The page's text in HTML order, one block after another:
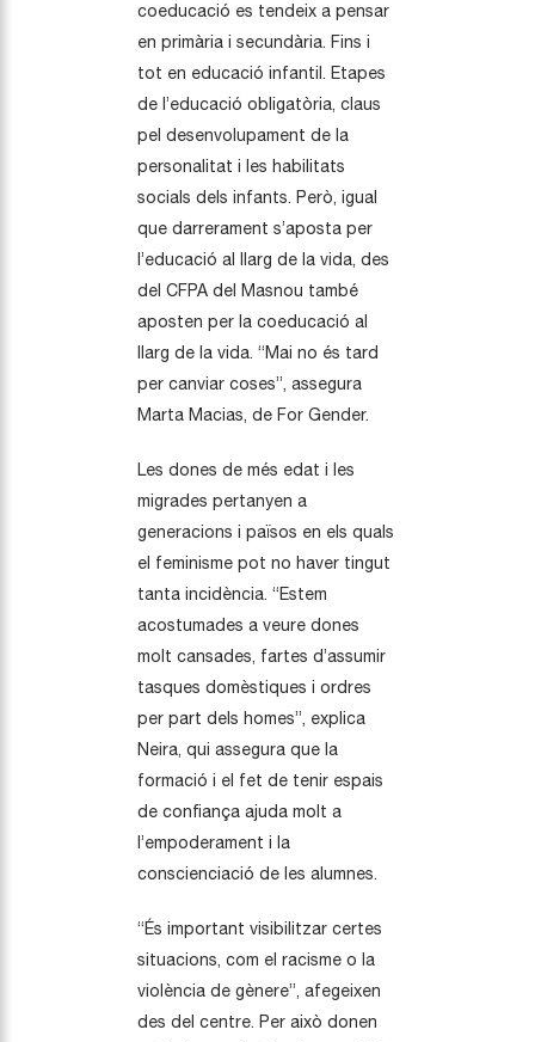
coeducació es tendeix a pensar
en primària i secundària. Fins i
tot en educació infantil. Etapes
de l’educació obligatòria, claus
pel desenvolupament de la
personalitat i les habilitats
socials dels infants. Però, igual
que darrerament s’aposta per
l’educació al llarg de la vida, des
del CFPA del Masnou també
aposten per la coeducació al
llarg de la vida. “Mai no és tard
per canviar coses”, assegura
Marta Macias, de For Gender.
Les dones de més edat i les
migrades pertanyen a
generacions i països en els quals
el feminisme pot no haver tingut
tanta incidència. “Estem
acostumades a veure dones
molt cansades, fartes d’assumir
tasques domèstiques i ordres
per part dels homes”, explica
Neira, qui assegura que la
formació i el fet de tenir espais
de confiança ajuda molt a
l’empoderament i la
conscienciació de les alumnes.
“És important visibilitzar certes
situacions, com el racisme o la
violència de gènere”, afegeixen
des del centre. Per això donen